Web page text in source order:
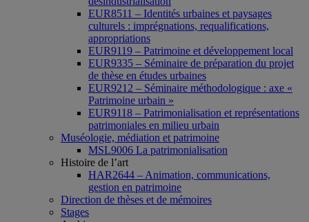
EUR8511 – Identités urbaines et paysages
culturels : imprégnations, requalifications,
appropriations
EUR9119 – Patrimoine et développement local
EUR9335 – Séminaire de préparation du projet
de thèse en études urbaines
EUR9212 – Séminaire méthodologique : axe «
Patrimoine urbain »
EUR9118 – Patrimonialisation et représentations
patrimoniales en milieu urbain
Muséologie, médiation et patrimoine
MSL9006 La patrimonialisation
Histoire de l’art
HAR2644 – Animation, communications,
gestion en patrimoine
Direction de thèses et de mémoires
Stages